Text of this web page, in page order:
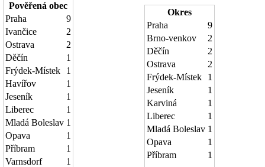
Pověřená obec
Praha
9
Ivančice
2
Ostrava
2
Děčín
1
Frýdek-Místek
1
Havířov
1
Jeseník
1
Liberec
1
Mladá Boleslav 1
Opava
1
Příbram
1
Varnsdorf
1
Okres
Praha
9
Brno-venkov
2
Děčín
2
Ostrava
2
Frýdek-Místek
1
Jeseník
1
Karviná
1
Liberec
1
Mladá Boleslav 1
Opava
1
Příbram
1